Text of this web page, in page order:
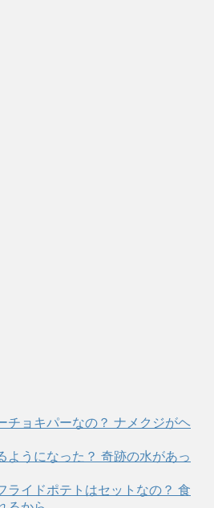
チョキパーなの？ ナメクジがヘ
ようになった？ 奇跡の水があっ
ライドポテトはセットなの？ 食